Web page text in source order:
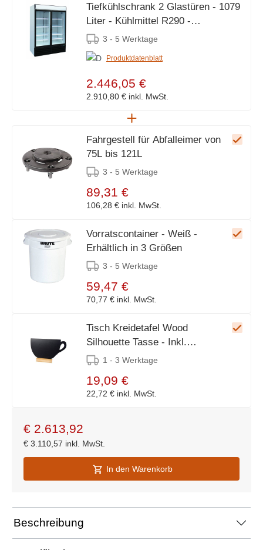
Tiefkühlschrank 2 Glastüren - 1079
Liter - Kühlmittel R290 -
1370x700x(h)1990mm
3 - 5 Werktage
Produktdatenblatt
2.446,05 €
2.910,80 € inkl. MwSt.
Fahrgestell für Abfalleimer von
75L bis 121L
3 - 5 Werktage
89,31 €
106,28 € inkl. MwSt.
Vorratscontainer - Weiß -
Erhältlich in 3 Größen
3 - 5 Werktage
59,47 €
70,77 € inkl. MwSt.
Tisch Kreidetafel Wood
Silhouette Tasse - Inkl.
Kreidestift
1 - 3 Werktage
19,09 €
22,72 € inkl. MwSt.
€ 2.613,92
€ 3.110,57 inkl. MwSt.
In den Warenkorb
Beschreibung